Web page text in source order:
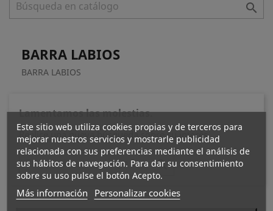

BARRA LABIOS
BARRA LABIOS
Lamentamos las molestias.
Realice una nueva búsqueda sobre su interés

Este sitio web utiliza cookies propias y de terceros para
mejorar nuestros servicios y mostrarle publicidad
relacionada con sus preferencias mediante el análisis de
sus hábitos de navegación. Para dar su consentimiento
sobre su uso pulse el botón Acepto.
Más información Personalizar cookies